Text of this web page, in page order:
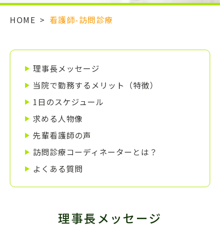
HOME > 看護師-訪問診療
理事長メッセージ
当院で勤務するメリット（特徴）
1日のスケジュール
求める人物像
先輩看護師の声
訪問診療コーディネーターとは？
よくある質問
理事長メッセージ